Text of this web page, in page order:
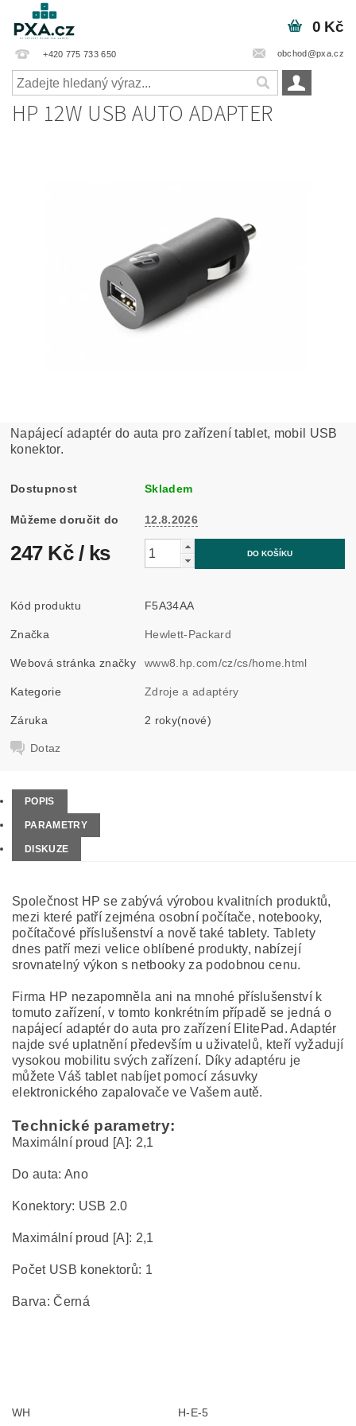
+420 775 733 650 obchod@pxa.cz
0 Kč
HP 12W USB AUTO ADAPTER
Napájecí adaptér do auta pro zařízení tablet, mobil USB
konektor.
Dostupnost Skladem
Můžeme doručit do 12.8.2026
247 Kč / ks
Kód produktu F5A34AA
Značka Hewlett-Packard
Webová stránka značky www8.hp.com/cz/cs/home.html
Kategorie Zdroje a adaptéry
Záruka 2 roky(nové)
Dotaz
POPIS
PARAMETRY
DISKUZE
Společnost HP se zabývá výrobou kvalitních produktů,
mezi které patří zejména osobní počítače, notebooky,
počítačové příslušenství a nově také tablety. Tablety
dnes patří mezi velice oblíbené produkty, nabízejí
srovnatelný výkon s netbooky za podobnou cenu.
Firma HP nezapomněla ani na mnohé příslušenství k
tomuto zařízení, v tomto konkrétním případě se jedná o
napájecí adaptér do auta pro zařízení ElitePad. Adaptér
najde své uplatnění především u uživatelů, kteří vyžadují
vysokou mobilitu svých zařízení. Díky adaptéru je
můžete Váš tablet nabíjet pomocí zásuvky
elektronického zapalovače ve Vašem autě.
Technické parametry:
Maximální proud [A]: 2,1
Do auta: Ano
Konektory: USB 2.0
Maximální proud [A]: 2,1
Počet USB konektorů: 1
Barva: Černá
WH H-E-5